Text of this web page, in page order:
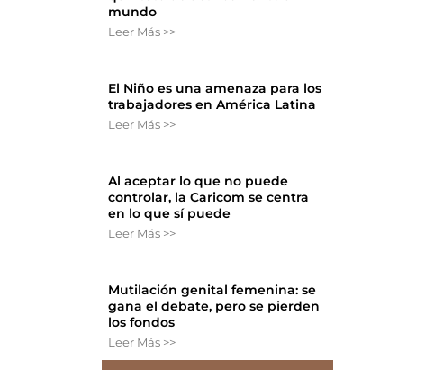
mundo
Leer Más >>
El Niño es una amenaza para los
trabajadores en América Latina
Leer Más >>
Al aceptar lo que no puede
controlar, la Caricom se centra
en lo que sí puede
Leer Más >>
Mutilación genital femenina: se
gana el debate, pero se pierden
los fondos
Leer Más >>